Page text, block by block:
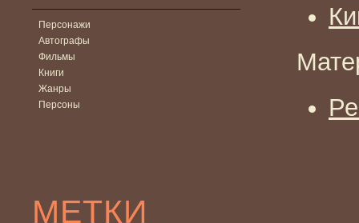
Персонажи
Автографы
Фильмы
Книги
Жанры
Персоны
МЕТКИ